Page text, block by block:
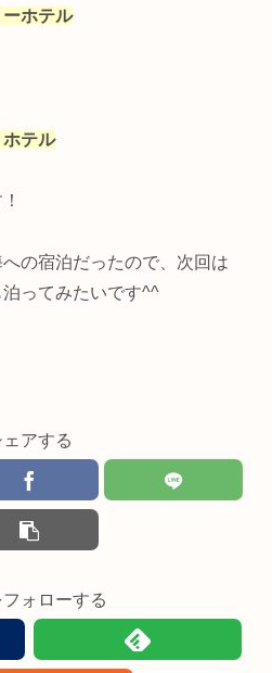
ホテル
テル
の宿泊だったので、次回は
泊ってみたいです^^
ェアする
ォローする